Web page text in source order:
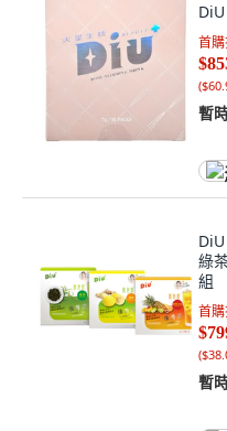
首
(
暫
綠
組
首
(
暫